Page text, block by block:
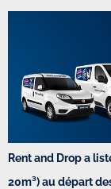
Rent and Drop a
20m³) au départ